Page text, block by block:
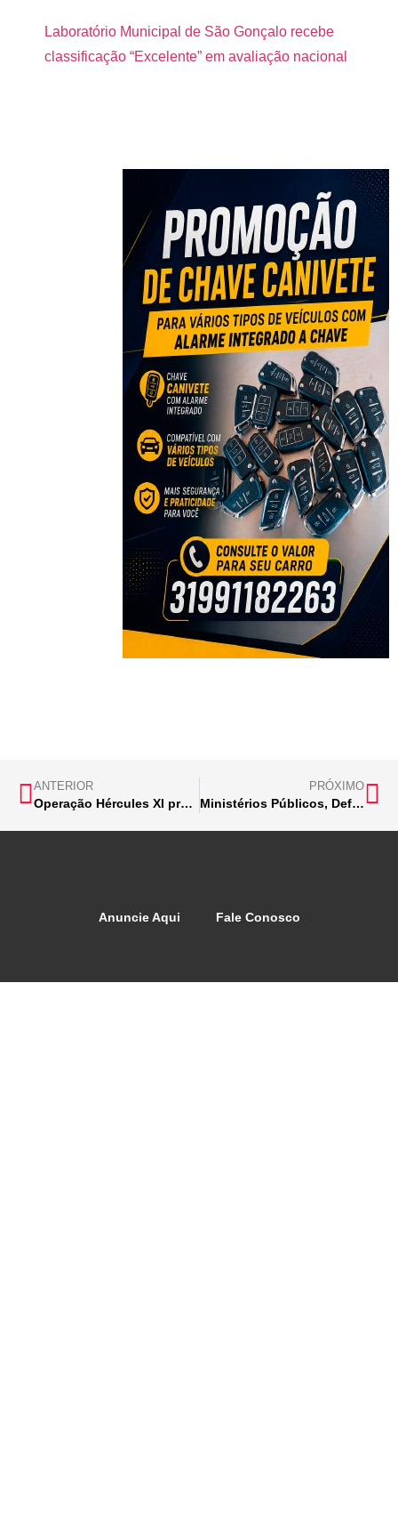
Laboratório Municipal de São Gonçalo recebe
classificação “Excelente” em avaliação nacional
ANTERIOR
Operação Hércules XI prende oito integrantes de organização criminosa
PRÓXIMO
Ministérios Públicos, Defensoria e governo de Minas apresentam balanço de um ano de execução do novo acordo do Rio Doce
Anuncie Aqui Fale Conosco